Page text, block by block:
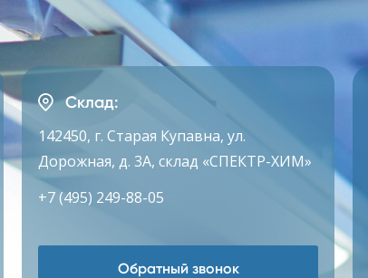
Склад:
142450, г. Старая Купавна, ул.
Дорожная, д. 3А, склад «СПЕКТР-ХИМ»
+7 (495) 249-88-05
Обратный звонок